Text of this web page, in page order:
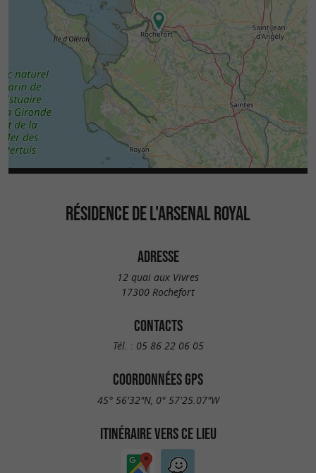
RÉSIDENCE DE L'ARSENAL ROYAL
ADRESSE
12 quai aux Vivres
17300 Rochefort
CONTACTS
Tél. : 05 86 22 06 05
COORDONNÉES GPS
45° 56'32"N, 0° 57'25.07"W
ITINÉRAIRE VERS CE LIEU